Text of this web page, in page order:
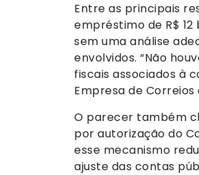
Entre as principais
empréstimo de R$
sem uma análise
envolvidos. “Não
fiscais associados à
Empresa de Correios
O parecer também
por autorização do
esse mecanismo
ajuste das contas